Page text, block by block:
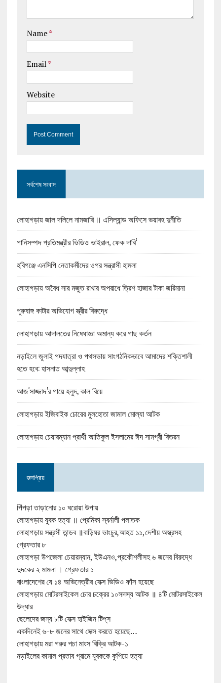
Name*
Email*
Website
সর্বশেষ সংবাদ
লোহাগড়ায় জাল দলিলে নামজারি ॥ এসিল্যান্ড অফিসে ভয়াবহ দুর্নীতি
পানিসম্পদ প্রতিমন্ত্রীর ভিডিও ভাইরাল, ফেক দাবি’
হবিগঞ্জে এনসিপি নেতাকর্মীদের ওপর সন্ত্রাসী হামলা
লোহাগড়ায় অবৈধ সার মজুত রাখার অপরাধে ত্রিশ হাজার টাকা জরিমানা
পুরুষাঙ্গ কাটার অভিযোগ স্ত্রীর বিরুদ্ধে
লোহাগড়ায় আদালতের নিষেধাজ্ঞা অমান্য করে গাছ কর্তন
নড়াইলে জুলাই পদযাত্রা ও পথসভায় সাংগঠনিকভাবে আমাদের শক্তিশালী
হতে হবে: হাসনাত আব্দুল্লাহ
আজ‘সাজ্জাদ’র গায়ে হলুদ, কাল বিয়ে
লোহাগড়ায় ইজিবাইক চোরের মুলহোতা জামাল মোল্যা আটক
লোহাগড়ায় চেয়ারম্যান প্রার্থী আতিকুল ইসলামের ঈদ সামগ্রী বিতরন
জনপ্রিয়
পিঁপড়া তাড়ানোর ১০ ঘরোয়া উপায়
লোহাগড়ায় যুবক হত্যা ॥ প্রেমিকা স্বর্নালী পলাতক
লোহাগড়ায় সন্ত্রসী তান্ডব ॥বাড়িঘর ভাংচুর,আহত ১১,দেশীয় অস্ত্রসহ
গ্রেফতার ৮
লোহাগড়া উপজেলা চেয়ারম্যান, ইউএনও,প্রকৌশলীসহ ৬ জনের বিরুদ্ধে
দুদকের ২ মামলা । গ্রেফতার ১
বাংলাদেশের যে ১৪ অভিনেত্রীর সেক্স ভিডিও ফাঁস হয়েছে
লোহাগড়ায় মোটরসাইকেল চোর চক্রের ১০সদস্য আটক ॥ ৪টি মোটরসাইকেল
উদ্ধার
ছেলেদের জন্য ৮টি সেক্স হাইজিন টিপ্‌স
একদিনেই ৬-৮ জনের সাথে সেক্স করতে হয়েছে…
লোহাগড়ায় মরা গরুর পচা মাংস বিক্রি আটক-১
নড়াইলের কামাল প্রতাব গ্রামে যুবককে কুপিয়ে হত্যা